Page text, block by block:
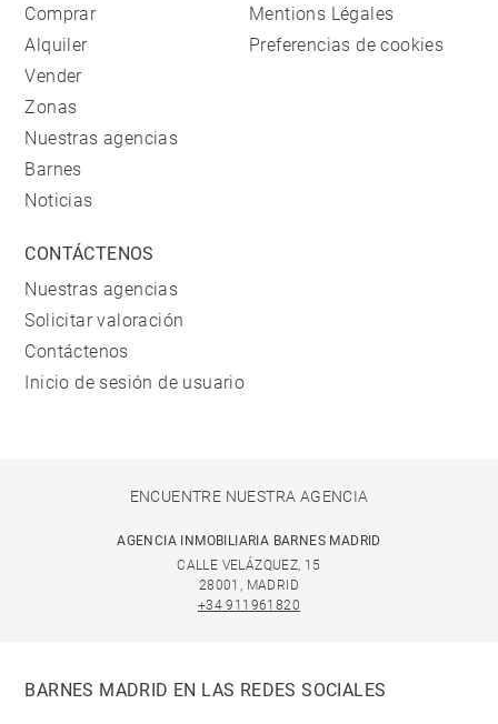
Comprar
Alquiler
Vender
Zonas
Nuestras agencias
Barnes
Noticias
Mentions Légales
Preferencias de cookies
CONTÁCTENOS
Nuestras agencias
Solicitar valoración
Contáctenos
Inicio de sesión de usuario
ENCUENTRE NUESTRA AGENCIA
AGENCIA INMOBILIARIA BARNES MADRID
CALLE VELÁZQUEZ, 15
28001, MADRID
+34 911961820
BARNES MADRID EN LAS REDES SOCIALES